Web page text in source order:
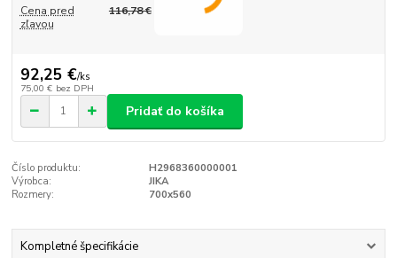
Cena pred
zľavou
116,78 €
92,25 €/ks
75,00 € bez DPH
Pridať do košíka
Číslo produktu:
H2968360000001
Výrobca:
JIKA
Rozmery:
700x560
Kompletné špecifikácie